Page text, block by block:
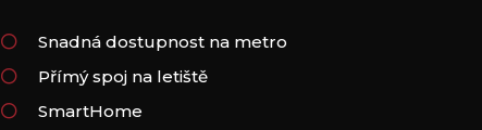
Snadná dostupnost na metro
Přímý spoj na letiště
SmartHome